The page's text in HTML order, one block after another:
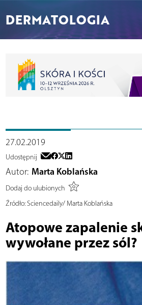
DERMATOLOGIA
27.02.2019
Udostępnij
Autor: Marta Koblańska
Dodaj do ulubionych
Źródło:Sciencedaily/ Marta Koblańska
Atopowe zapalenie
wywołane przez sól?